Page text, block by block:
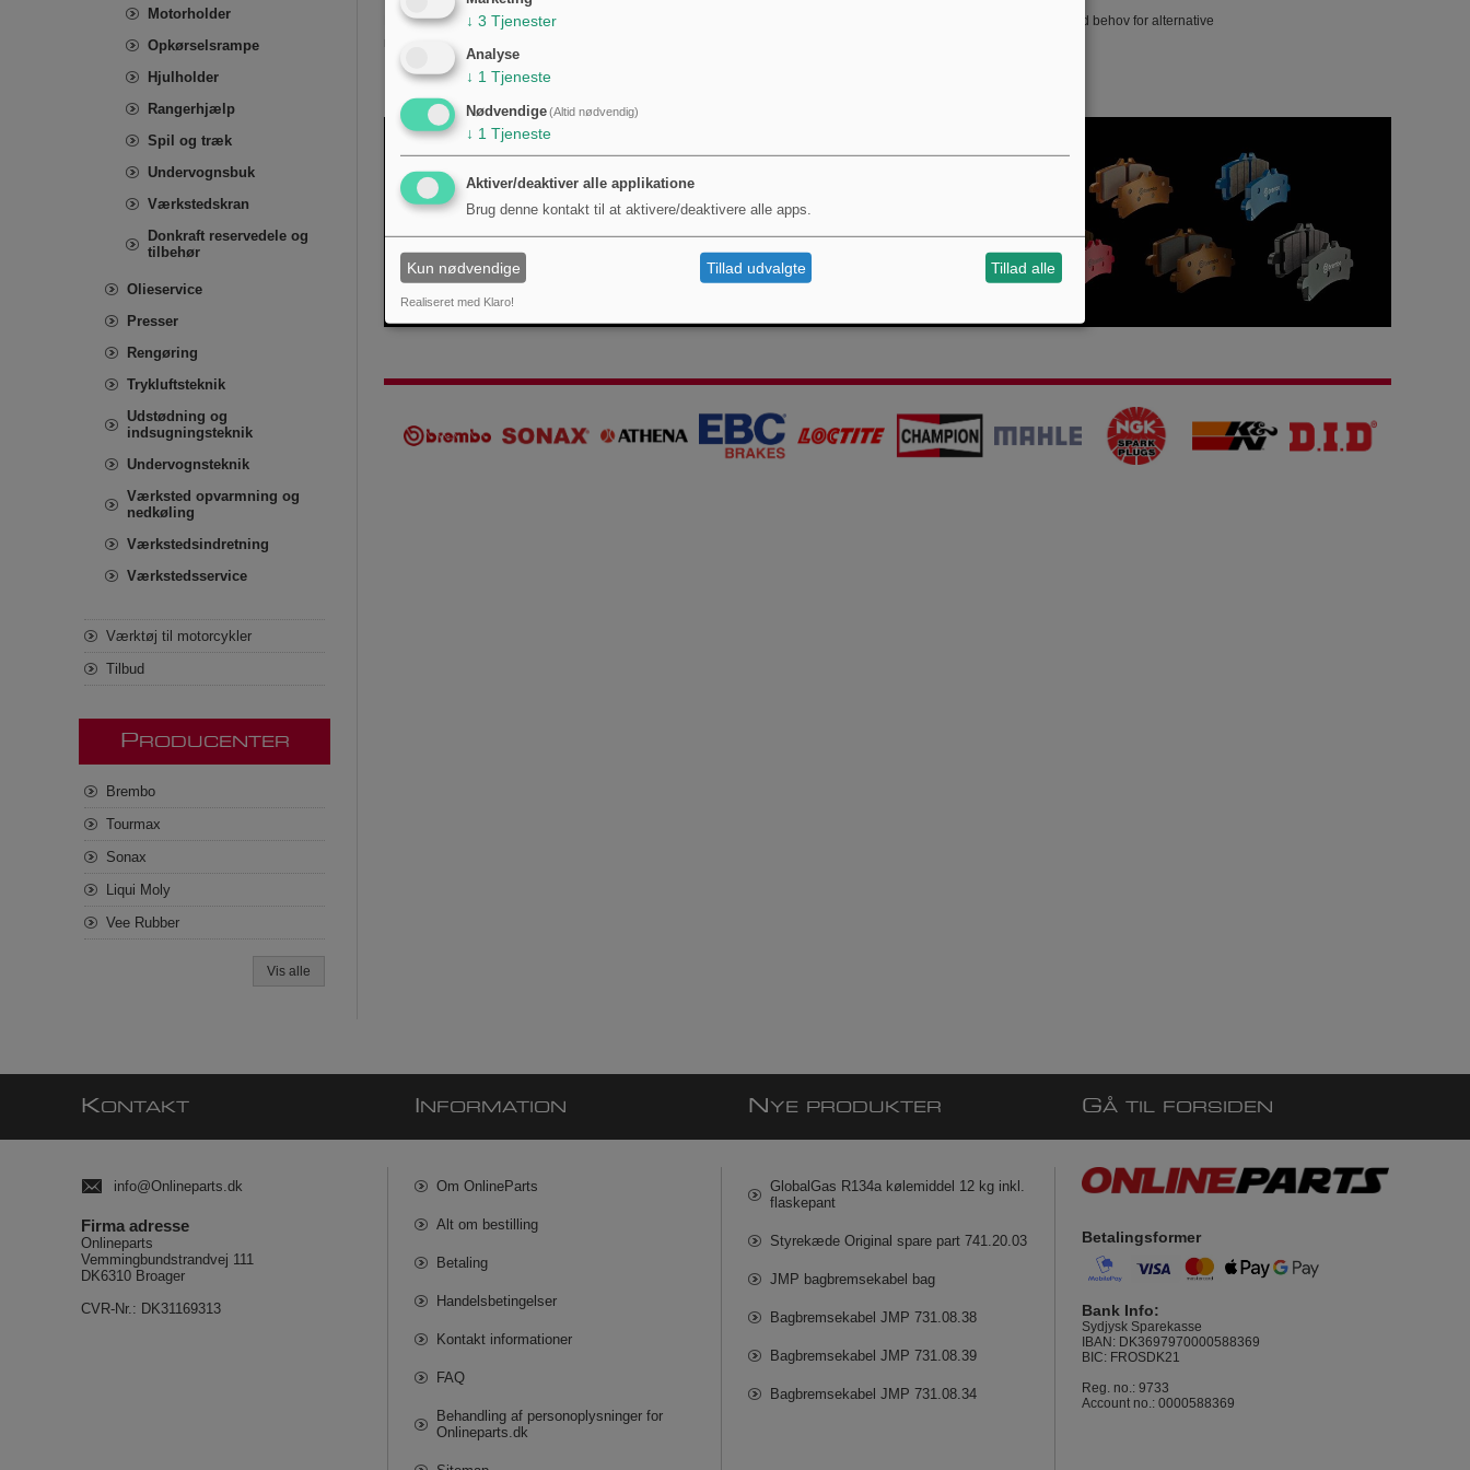
Kontakt teknisk dokumentation eller producent ved tvivl om kompatibilitet med specifikke løfteplatformmodeller eller ved behov for alternative
Motorholder
Opkørselsrampe
Hjulholder
Rangerhjælp
Spil og træk
Undervognsbuk
Værkstedskran
Donkraft reservedele og
tilbehør
Olieservice
Presser
Rengøring
Trykluftsteknik
Udstødning og
indsugningsteknik
Undervognsteknik
Værksted opvarmning og
nedkøling
Værkstedsindretning
Værkstedsservice
Værktøj til motorcykler
Tilbud
P RODUCENTER
Brembo
Tourmax
Sonax
Liqui Moly
Vee Rubber
Vis alle
KONTAKT
info@Onlineparts.dk
Firma adresse
Onlineparts
Vemmingbundstrandvej 111
DK6310 Broager
CVR-Nr.: DK31169313
NFORMATION
Om OnlineParts
Alt om bestilling
Betaling
Handelsbetingelser
Kontakt informationer
FAQ
Behandling af personoplysninger for
Onlineparts.dk
N YE PRODUKTER
GlobalGas R134a kølemiddel 12 kg inkl.
flaskepant
Styrekæde Original spare part 741.20.03
JMP bagbremsekabel bag
Bagbremsekabel JMP 731.08.38
Bagbremsekabel JMP 731.08.39
Bagbremsekabel JMP 731.08.34
GÅ TIL FORSIDEN
Betalingsformer
Bank Info:
Sydjysk Sparekasse
IBAN: DK3697970000588369
BIC: FROSDK21
Reg. no.: 9733
Account no.: 0000588369
↓ 3 Tjenester
Analyse
↓ 1 Tjeneste
Nødvendige(Altid nødvendig)
↓ 1 Tjeneste
Aktiver/deaktiver alle applikatione
Brug denne kontakt til at aktivere/deaktivere alle apps.
Kun nødvendige Tillad udvalgte Tillad alle
Realiseret med Klaro!